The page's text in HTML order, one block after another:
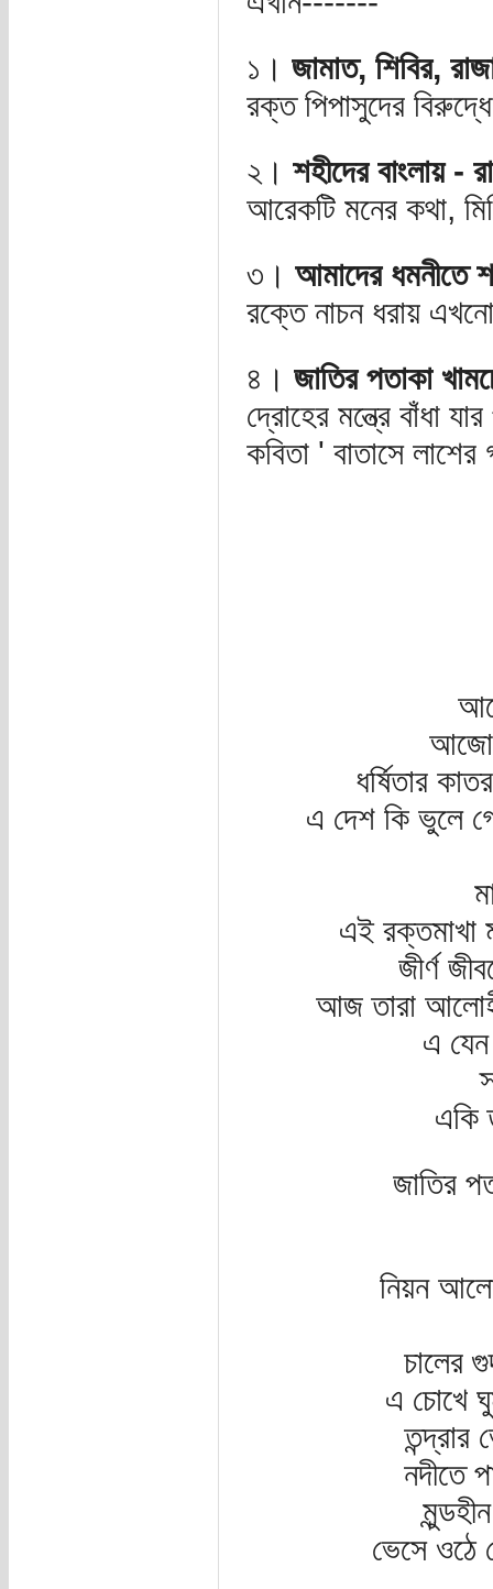
১। জামাত, শিবির,
রক্ত পিপাসুদের
২। শহীদের বাংলায় -
আরেকটি মনের কথা,
৩। আমাদের ধমনীতে
রক্তে নাচন ধরায়
৪। জাতির পতাকা
দ্রোহের মন্ত্রে বাঁধা
কবিতা ' বাতাসে
আজো
ধর্ষিতার
এ দেশ কি ভুলে
এই রক্তমাখা
জীর্ণ
আজ তারা
এ যেন
একি
জাতির
নিয়ন
চালের
এ চোখে
তন্দ্রার
নদীতে
ভেসে ওঠে